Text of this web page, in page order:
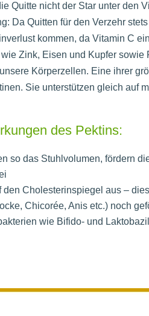
Quitte nicht der Star unter den
Da Quitten für den Verzehr
kommen, da Vitamin C
Zink, Eisen und Kupfer
Körperzellen. Eine ihrer
Sie unterstützen gleich auf
des Pektins:
so das Stuhlvolumen, fördern
Cholesterinspiegel aus –
Chicorée, Anis etc.) noch
wie Bifido- und